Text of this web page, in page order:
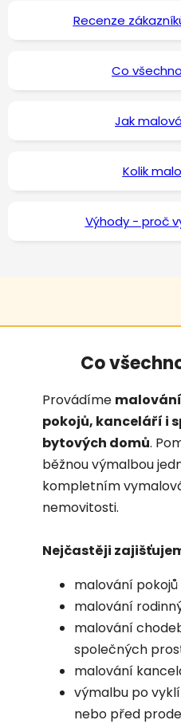
Recenze
Co
Jak
Kolik
Výhody - proč
Co
Provádíme
pokojů, kanceláří i
bytových domů.
běžnou výmalbou
kompletním
nemovitosti.
Nejčastěji
malování
malování
malování
společných
malování
výmalbu po
nebo před